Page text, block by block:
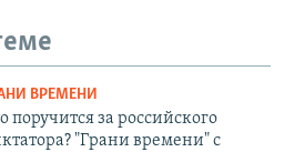
ВРЕМЕНИ
поручится за российского
"Грани времени" с